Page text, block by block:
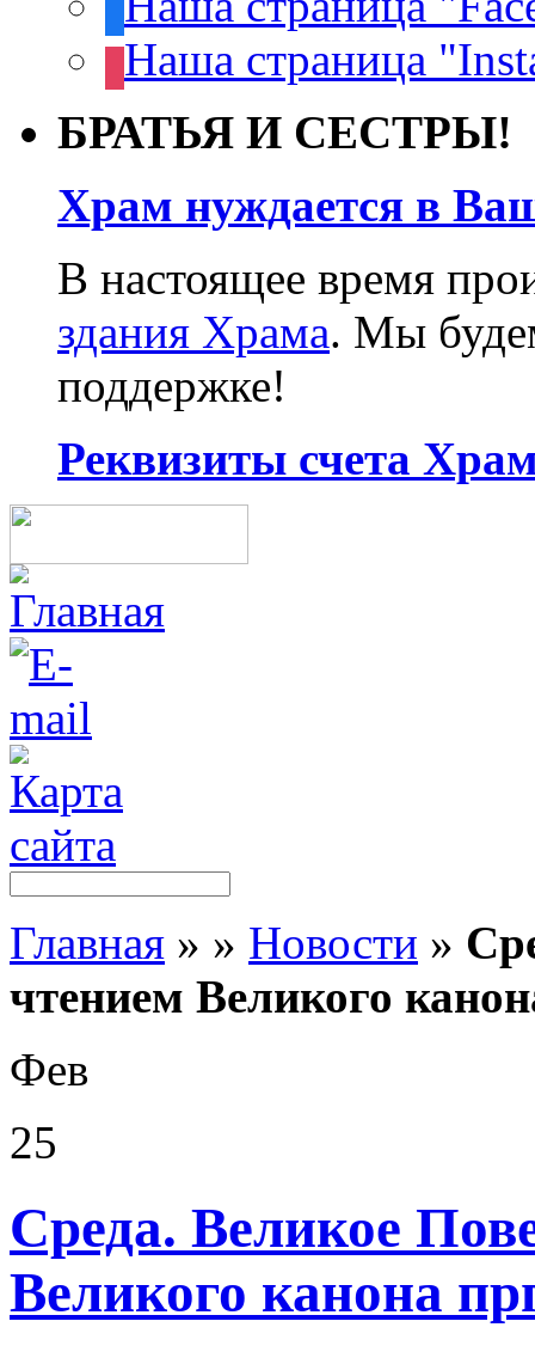
Наша страница
БРАТЬЯ И СЕСТРЫ!
Храм нуждается в
В настоящее время
здания Храма. Мы
поддержке!
Реквизиты счета
Главная » » Новости »
чтением Великого
Фев
25
Среда. Великое
Великого канона